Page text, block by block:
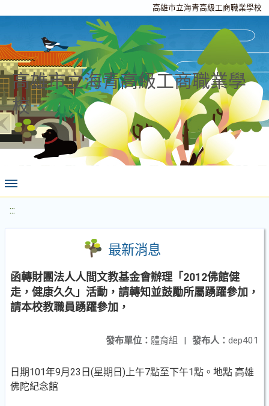
高雄市立海青高級工商職業學校
高雄市立海青高級工商職業學
校
:::
最新消息
函轉財團法人人間文教基金會辦理「2012佛館健
走，健康久久」活動，請轉知並鼓勵所屬踴躍參加，
請本校教職員踴躍參加，
發布人： dep401
發布單位： 體育組 |
日期101年9月23日(星期日)上午7點至下午1點。地點 高雄
佛陀紀念館